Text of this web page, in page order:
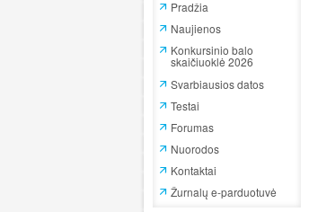
Pradžia
Naujienos
Konkursinio balo
skaičiuoklė 2026
Svarbiausios datos
Testai
Forumas
Nuorodos
Kontaktai
Žurnalų e-parduotuvė